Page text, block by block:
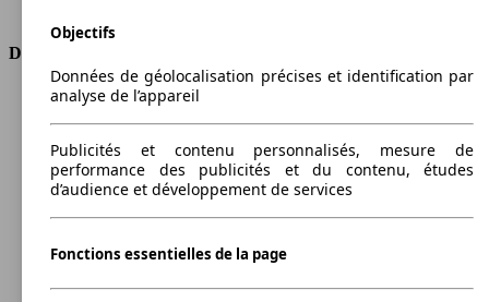
Dimensions
Longueur
Hauteur
1833 mm
Largeur
1802 mm
Empattement
2682 mm
Poids maximum
2000 kg
Charge maximale
705 kg
Charge sur toit
-
Objectifs
Données de géolocalisation précises et identification par
analyse de l’appareil
Publicités et contenu personnalisés, mesure de
performance des publicités et du contenu, études
d’audience et développement de services
Fonctions essentielles de la page